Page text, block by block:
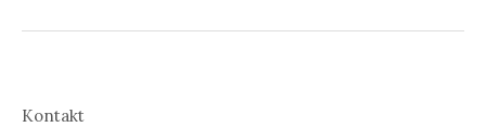
Kontakt